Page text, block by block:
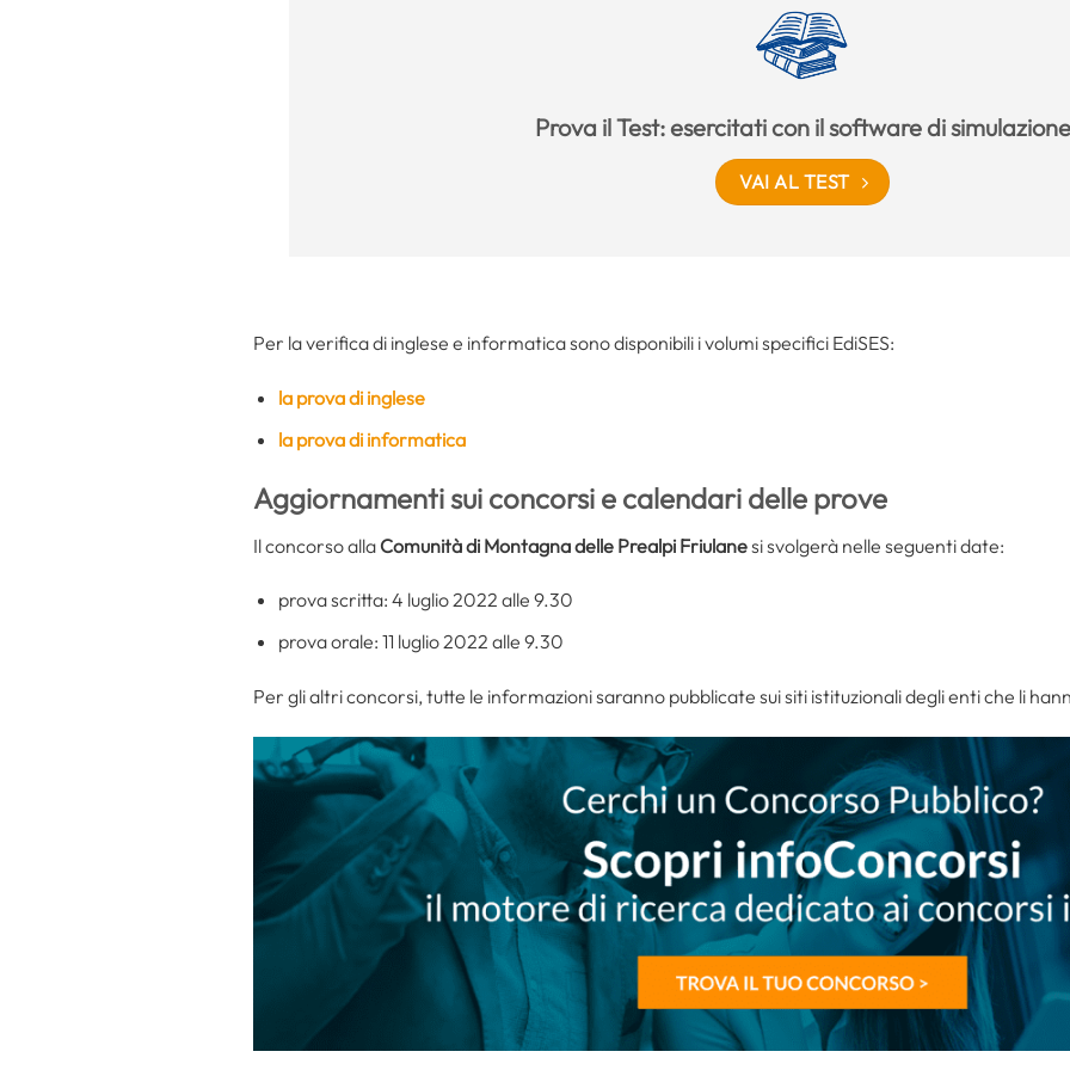
Prova il Test: esercitati con il software di simulazione
VAI AL TEST
Per la verifica di inglese e informatica sono disponibili i volumi specifici EdiSES:
la prova di inglese
la prova di informatica
Aggiornamenti sui concorsi e calendari delle prove
Il concorso alla Comunità di Montagna delle Prealpi Friulanesi svolgerà nelle seguenti date:
prova scritta: 4 luglio 2022 alle 9.30
prova orale: 11 luglio 2022 alle 9.30
Per gli altri concorsi, tutte le informazioni saranno pubblicate sui siti istituzionali degli enti che li